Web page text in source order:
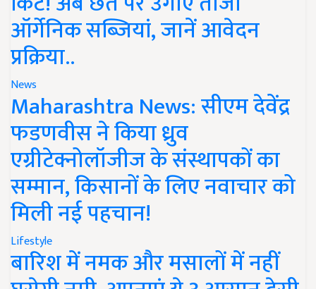
ऑर्गेनिक सब्जियां, जानें आवेदन
प्रक्रिया..
News
Maharashtra News: सीएम देवेंद्र
फडणवीस ने किया ध्रुव
एग्रीटेक्नोलॉजीज के संस्थापकों का
सम्मान, किसानों के लिए नवाचार को
मिली नई पहचान!
Lifestyle
बारिश में नमक और मसालों में नहीं